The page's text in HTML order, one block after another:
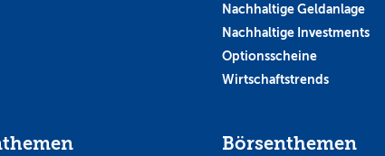
Nachhaltige Geldanlage
Nachhaltige Investments
Optionsscheine
Wirtschaftstrends
Börsenthemen